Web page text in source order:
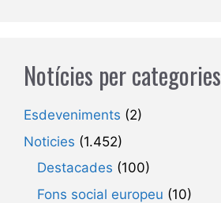
Notícies per categories
Esdeveniments (2)
Noticies (1.452)
Destacades (100)
Fons social europeu (10)